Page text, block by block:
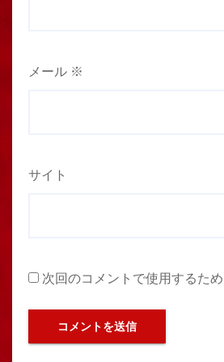
メール ※
サイト
次回のコメントで使用するた